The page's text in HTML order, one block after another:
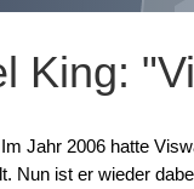
King:
Jahr 2006 hatte
Nun ist er wieder